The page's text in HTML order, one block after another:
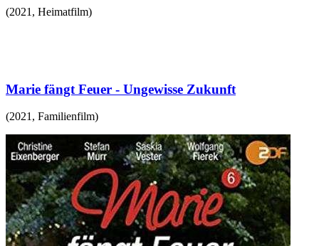
(2021 , Heimatfilm)
Marie fängt Feuer - Ungewisse Zukunft
(2021 , Familienfilm)